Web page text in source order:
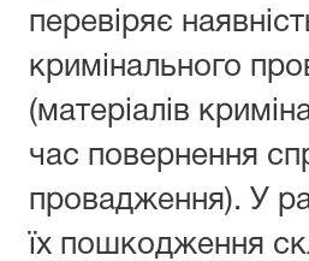
перевіряє
кримінального
(матеріалів
час повернення
провадження). У
їх пошкодження